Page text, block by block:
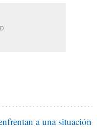
a una situación